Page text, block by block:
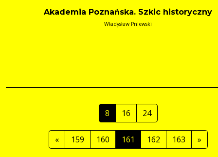
Akademia Poznańska. Szkic historyczny
Władysław Pniewski
8 16 24
« 159 160 161 162 163 »